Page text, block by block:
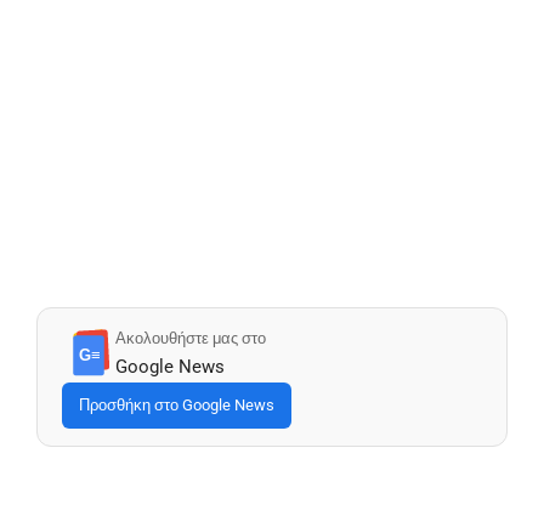
G≡
Ακολουθήστε μας στο
Google News
Προσθήκη στο Google News